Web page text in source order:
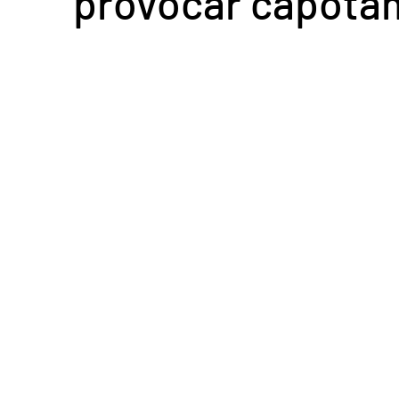
Acidente em Goiás Acidente no DF Entretenimento